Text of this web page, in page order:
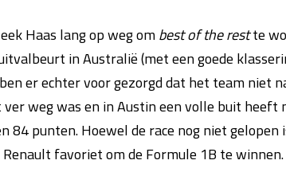
Haas lang op weg ombest of the restte
in Australië (met een goede
er echter voor gezorgd dat het team niet
weg was en in Austin een volle buit heeft
84 punten. Hoewel de race nog niet
favoriet om de Formule 1B te winnen.